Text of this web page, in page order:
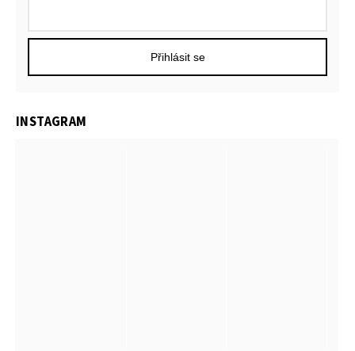
Přihlásit se
INSTAGRAM